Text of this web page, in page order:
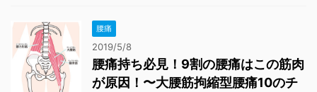
腰痛
2019/5/8
腰痛持ち必見！9割の腰痛はこの筋肉
が原因！〜大腰筋拘縮型腰痛10のチ